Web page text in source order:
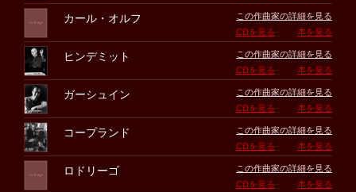
カール・オルフ
この作曲家の詳細を見る
CDを見る
本を見る
ヒンデミット
この作曲家の詳細を見る
CDを見る
本を見る
ガーシュイン
この作曲家の詳細を見る
CDを見る
本を見る
コープランド
この作曲家の詳細を見る
CDを見る
本を見る
ロドリーゴ
この作曲家の詳細を見る
CDを見る
本を見る